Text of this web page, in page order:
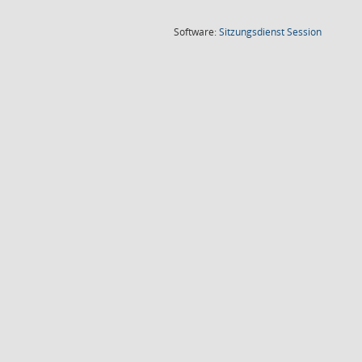
Software:SitzungsdienstSession(Wird in